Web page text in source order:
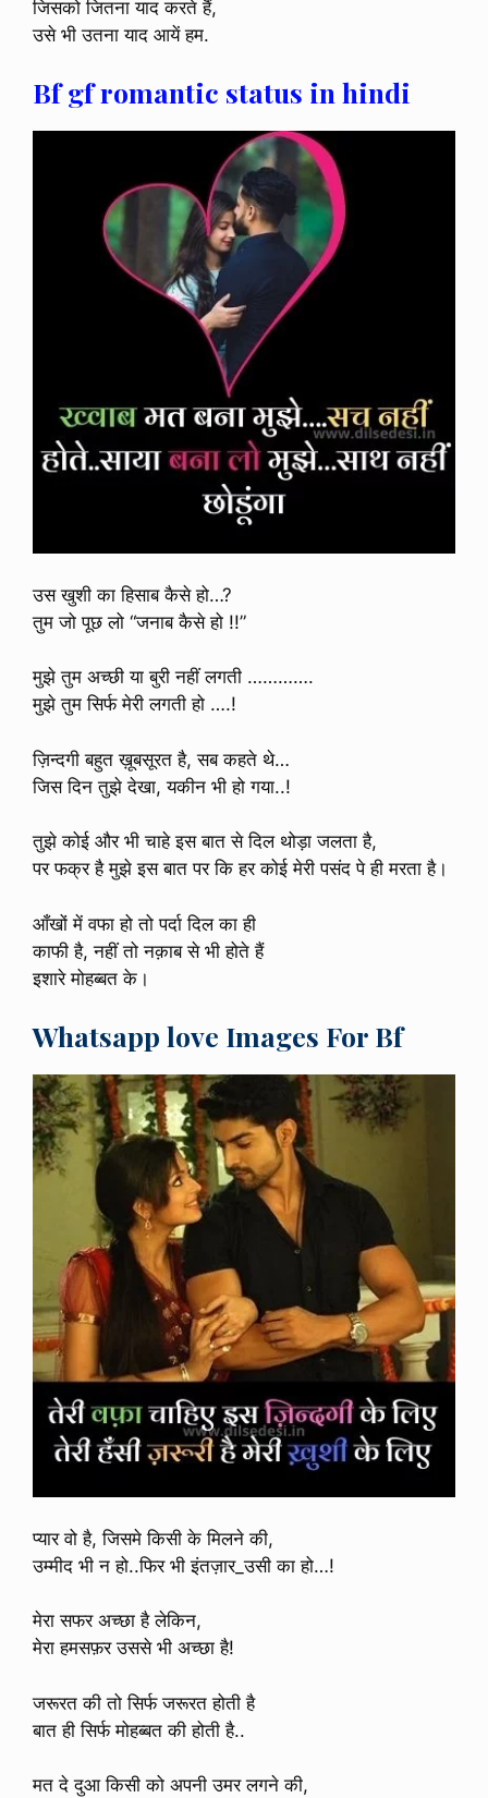
जिसको जितना याद करते हैं,
उसे भी उतना याद आयें हम.
Bf gf romantic status in hindi
उस खुशी का हिसाब कैसे हो…?
तुम जो पूछ लो “जनाब कैसे हो !!”
मुझे तुम अच्छी या बुरी नहीं लगती ………….
मुझे तुम सिर्फ मेरी लगती हो ….!
ज़िन्दगी बहुत ख़ूबसूरत है, सब कहते थे…
जिस दिन तुझे देखा, यकीन भी हो गया..!
तुझे कोई और भी चाहे इस बात से दिल थोड़ा जलता है,
पर फक्र है मुझे इस बात पर कि हर कोई मेरी पसंद पे ही मरता है।
आँखों में वफा हो तो पर्दा दिल का ही
काफी है, नहीं तो नक़ाब से भी होते हैं
इशारे मोहब्बत के।
Whatsapp love Images For Bf
प्यार वो है, जिसमे किसी के मिलने की,
उम्मीद भी न हो..फिर भी इंतज़ार_उसी का हो…!
मेरा सफर अच्छा है लेकिन,
मेरा हमसफ़र उससे भी अच्छा है!
जरूरत की तो सिर्फ जरूरत होती है
बात ही सिर्फ मोहब्बत की होती है..
मत दे दुआ किसी को अपनी उमर लगने की,